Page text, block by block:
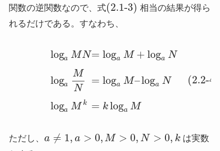
関数の逆関数なので、式(2.1-3) 相当の結果が得ら
れるだけである。すなわち、
loga MN
loga
M
N
loga M k
= loga M + loga N
= loga M–loga N
= kloga M
(2.2-4)
ただし、 a ≠ 1, a > 0, M > 0, N > 0, k は実数